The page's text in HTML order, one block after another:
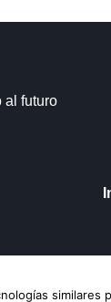
al futuro
similares